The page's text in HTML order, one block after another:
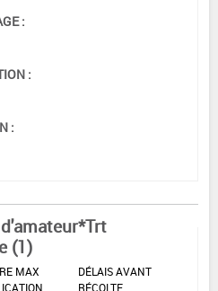
:
:
:
(1)
MAX
DÉLAIS AVANT
RÉCOLTE